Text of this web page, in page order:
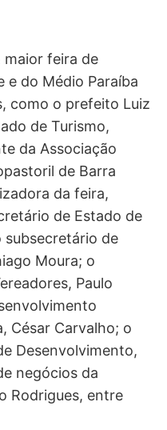
maior feira de
e do Médio Paraíba
como o prefeito Luiz
de Turismo,
da Associação
de Barra
da feira,
de Estado de
subsecretário de
Moura; o
Paulo
César Carvalho; o
Desenvolvimento,
negócios da
Rodrigues, entre